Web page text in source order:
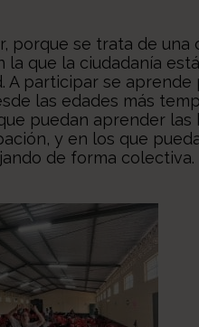
porque se trata de
la que la ciudadanía
A participar se
las edades más
puedan aprender
y en los que
de forma colectiva.